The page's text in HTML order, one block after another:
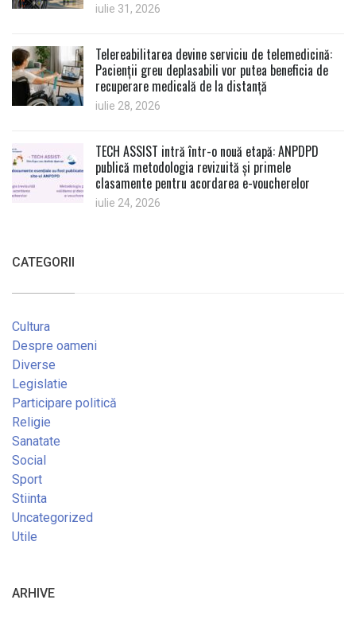
iulie 31, 2026
Telereabilitarea devine serviciu de telemedicină:
Pacienții greu deplasabili vor putea beneficia de
recuperare medicală de la distanță
iulie 28, 2026
TECH ASSIST intră într-o nouă etapă: ANPDPD
publică metodologia revizuită și primele
clasamente pentru acordarea e-voucherelor
iulie 24, 2026
CATEGORII
Cultura
Despre oameni
Diverse
Legislatie
Participare politică
Religie
Sanatate
Social
Sport
Stiinta
Uncategorized
Utile
ARHIVE